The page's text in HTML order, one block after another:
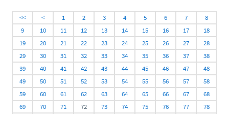
<< < 1 2 3 4 5 6 7
8
9
10 11 12 13 14 15 16 17
18
19
20 21 22 23 24 25 26 27
28
29
30 31 32 33 34 35 36 37
38
39
40 41 42 43 44 45 46 47
48
49
50 51 52 53 54 55 56 57
58
59
60 61 62 63 64 65 66 67
68
69
70 71 72 73 74 75 76 77
78